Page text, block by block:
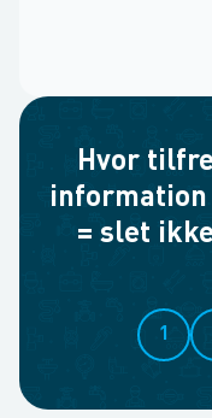
Hvor
information
= slet
1